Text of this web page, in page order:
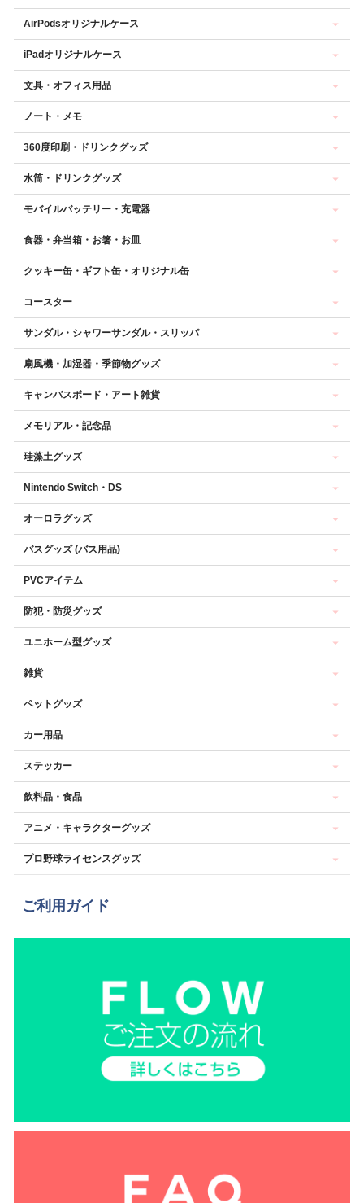
AirPodsオリジナルケース
iPadオリジナルケース
文具・オフィス用品
ノート・メモ
360度印刷・ドリンクグッズ
水筒・ドリンクグッズ
モバイルバッテリー・充電器
食器・弁当箱・お箸・お皿
クッキー缶・ギフト缶・オリジナル缶
コースター
サンダル・シャワーサンダル・スリッパ
扇風機・加湿器・季節物グッズ
キャンバスボード・アート雑貨
メモリアル・記念品
珪藻土グッズ
Nintendo Switch・DS
オーロラグッズ
バスグッズ (バス用品)
PVCアイテム
防犯・防災グッズ
ユニホーム型グッズ
雑貨
ペットグッズ
カー用品
ステッカー
飲料品・食品
アニメ・キャラクターグッズ
プロ野球ライセンスグッズ
ご利用ガイド